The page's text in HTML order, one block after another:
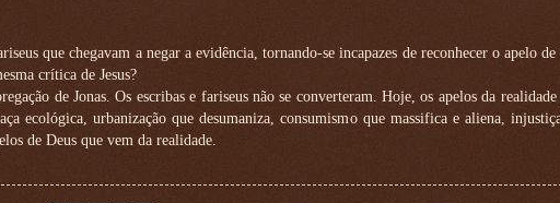
que chegavam a negar a evidência, tornando-se incapazes de reconhecer o apelo
crítica de Jesus?
de Jonas. Os escribas e fariseus não se converteram. Hoje, os apelos da
ecológica, urbanização que desumaniza, consumismo que massifica e aliena,
de Deus que vem da realidade.